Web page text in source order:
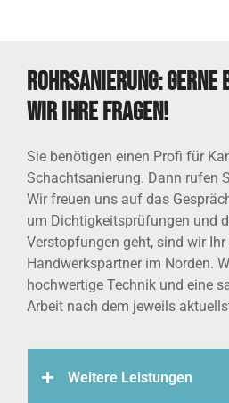
Rohrsanierung:
wir Ihre Fragen!
Sie benötigen einen Profi für
Schachtsanierung. Dann rufen
Wir freuen uns auf das
um Dichtigkeitsprüfungen und
Verstopfungen geht, sind wir
Handwerkspartner im Norden.
hochwertige Technik und eine
Arbeit nach dem jeweils
Weitere Leistungen